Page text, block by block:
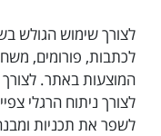
לצורך שימוש הגולש
לכתבות, פורומים,
המוצעות באתר.
לצורך ניתוח הרגלי
לשפר את תכניות